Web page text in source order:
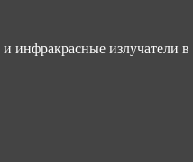
излучатели в